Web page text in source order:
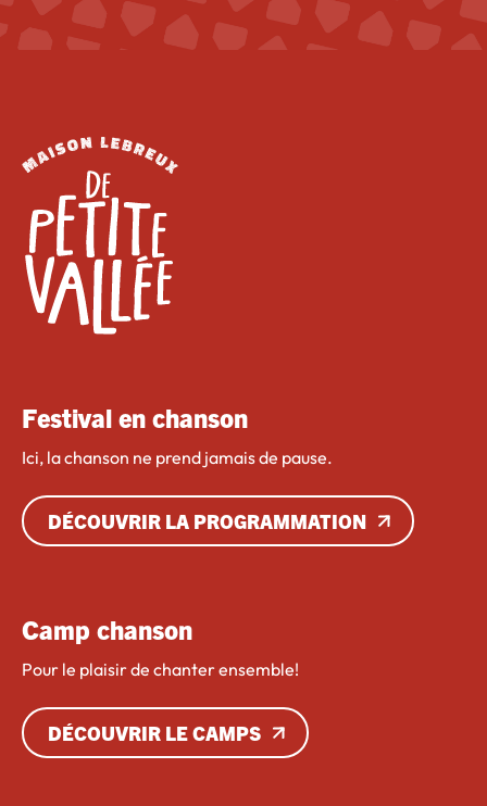
Festival en chanson
Ici, la chanson ne prend jamais de pause.
DÉCOUVRIR LA PROGRAMMATION
Camp chanson
Pour le plaisir de chanter ensemble!
DÉCOUVRIR LE CAMPS